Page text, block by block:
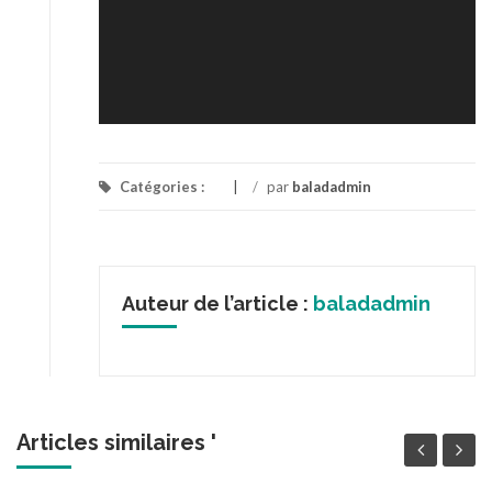
Catégories : / par baladadmin
Auteur de l’article : baladadmin
Articles similaires '